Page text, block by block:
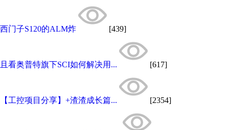
西门子S120的ALM炸 [439]
且看奥普特旗下SCI如何解决用... [617]
【工控项目分享】+渣渣成长篇... [2354]